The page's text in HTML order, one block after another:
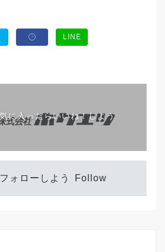
LINE
に入ったらいいね！しよう
ォローしよう Follow